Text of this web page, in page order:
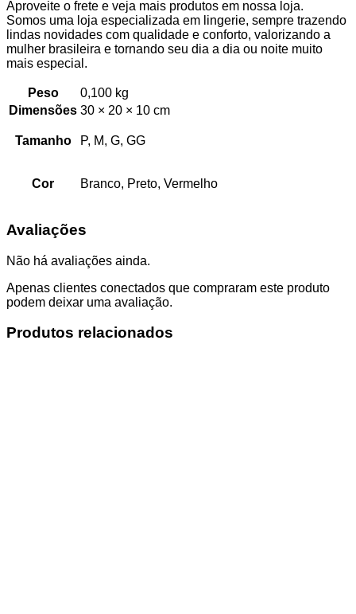
Aproveite o frete e veja mais produtos em nossa loja.
Somos uma loja especializada em lingerie, sempre trazendo
lindas novidades com qualidade e conforto, valorizando a
mulher brasileira e tornando seu dia a dia ou noite muito
mais especial.
Peso
0,100 kg
Dimensões 30 × 20 × 10 cm
Tamanho P, M, G, GG
Cor Branco, Preto, Vermelho
Avaliações
Não há avaliações ainda.
Apenas clientes conectados que compraram este produto
podem deixar uma avaliação.
Produtos relacionados